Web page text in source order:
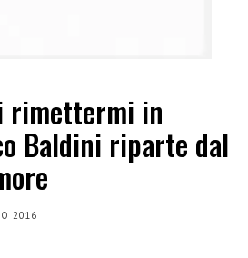
rimettermi in
Baldini riparte dal
2016